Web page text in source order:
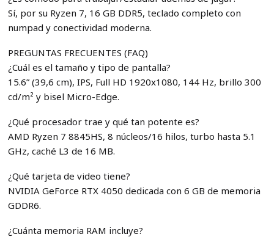
Sí, por su Ryzen 7, 16 GB DDR5, teclado completo con
numpad y conectividad moderna.
PREGUNTAS FRECUENTES (FAQ)
¿Cuál es el tamaño y tipo de pantalla?
15.6” (39,6 cm), IPS, Full HD 1920x1080, 144 Hz, brillo 300
cd/m² y bisel Micro-Edge.
¿Qué procesador trae y qué tan potente es?
AMD Ryzen 7 8845HS, 8 núcleos/16 hilos, turbo hasta 5.1
GHz, caché L3 de 16 MB.
¿Qué tarjeta de video tiene?
NVIDIA GeForce RTX 4050 dedicada con 6 GB de memoria
GDDR6.
¿Cuánta memoria RAM incluye?